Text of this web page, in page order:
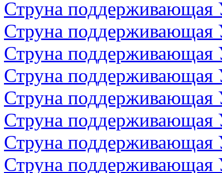
Струна
Струна
Струна
Струна
Струна
Струна
Струна
Струна